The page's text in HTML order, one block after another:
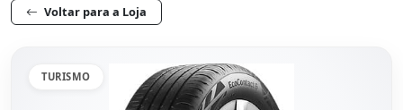
Voltar para a Loja
TURISMO